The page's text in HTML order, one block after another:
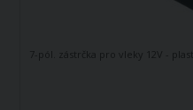
7-pól. zástrčka pro vleky 12V - plast